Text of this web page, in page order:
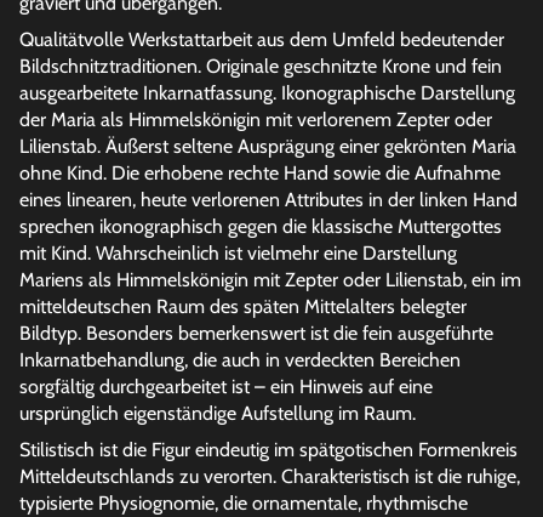
Qualitätvolle Werkstattarbeit aus dem Umfeld bedeutender
Bildschnitztraditionen. Originale geschnitzte Krone und fein
ausgearbeitete Inkarnatfassung. Ikonographische Darstellung
der Maria als Himmelskönigin mit verlorenem Zepter oder
Lilienstab. Äußerst seltene Ausprägung einer gekrönten Maria
ohne Kind. Die erhobene rechte Hand sowie die Aufnahme
eines linearen, heute verlorenen Attributes in der linken Hand
sprechen ikonographisch gegen die klassische Muttergottes
mit Kind. Wahrscheinlich ist vielmehr eine Darstellung
Mariens als Himmelskönigin mit Zepter oder Lilienstab, ein im
mitteldeutschen Raum des späten Mittelalters belegter
Bildtyp. Besonders bemerkenswert ist die fein ausgeführte
Inkarnatbehandlung, die auch in verdeckten Bereichen
sorgfältig durchgearbeitet ist – ein Hinweis auf eine
ursprünglich eigenständige Aufstellung im Raum.
Stilistisch ist die Figur eindeutig im spätgotischen Formenkreis
Mitteldeutschlands zu verorten. Charakteristisch ist die ruhige,
typisierte Physiognomie, die ornamentale, rhythmische